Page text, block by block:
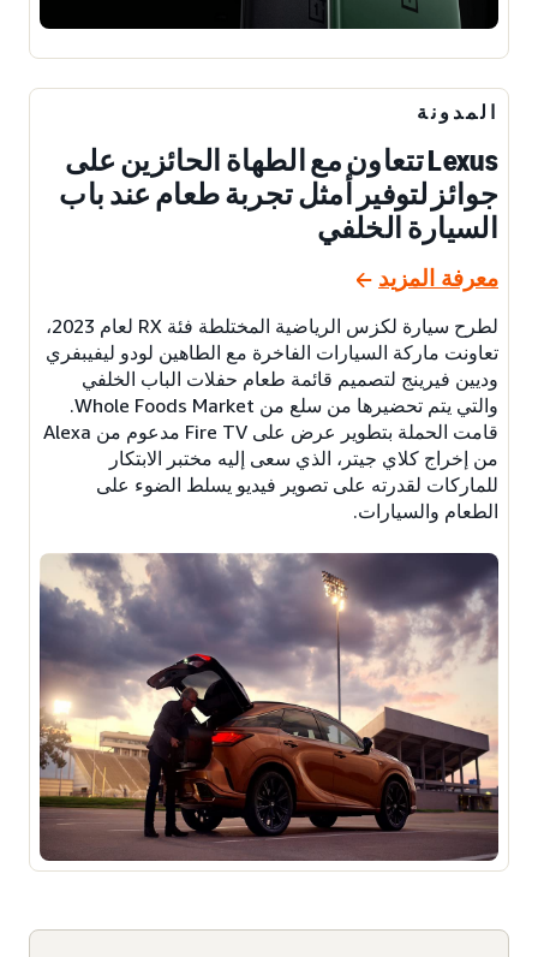
المدونة
Lexus تتعاون مع الطهاة الحائزين على
جوائز لتوفير أمثل تجربة طعام عند باب
السيارة الخلفي
معرفة المزيد
لطرح سيارة لكزس الرياضية المختلطة فئة RX لعام 2023،
تعاونت ماركة السيارات الفاخرة مع الطاهين لودو ليفيبفري
وديين فيرينج لتصميم قائمة طعام حفلات الباب الخلفي
والتي يتم تحضيرها من سلع من Whole Foods Market.
قامت الحملة بتطوير عرض على Fire TV مدعوم من Alexa
من إخراج كلاي جيتر، الذي سعى إليه مختبر الابتكار
للماركات لقدرته على تصوير فيديو يسلط الضوء على
الطعام والسيارات.